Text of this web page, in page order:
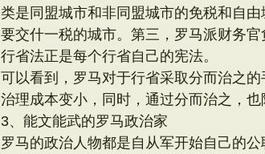
类是同盟城市和非同盟城市的免税和自
要交什一税的城市。第三，罗马派财务
行省法正是每个行省自己的宪法。
可以看到，罗马对于行省采取分而治之
治理成本变小，同时，通过分而治之，
3、能文能武的罗马政治家
罗马的政治人物都是自从军开始自己的